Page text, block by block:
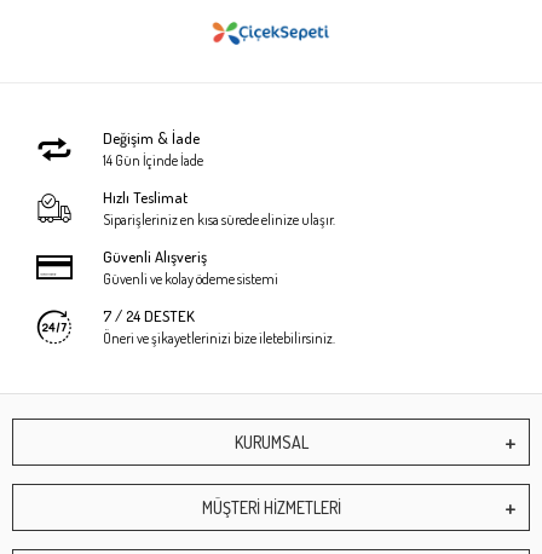
Değişim & İade
14 Gün İçinde İade
Hızlı Teslimat
Siparişleriniz en kısa sürede elinize ulaşır.
Güvenli Alışveriş
Güvenli ve kolay ödeme sistemi
7 / 24 DESTEK
Öneri ve şikayetlerinizi bize iletebilirsiniz.
KURUMSAL
MÜŞTERİ HİZMETLERİ